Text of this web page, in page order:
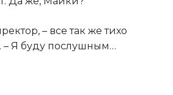
– все так же тихо
– Я буду послушным…